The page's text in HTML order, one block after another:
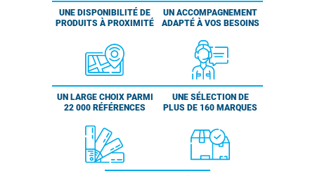
UNE DISPONIBILITÉ DE
PRODUITS À PROXIMITÉ
UN ACCOMPAGNEMENT
ADAPTÉ À VOS BESOINS
UN LARGE CHOIX PARMI
22 000 RÉFÉRENCES
UNE SÉLECTION DE
PLUS DE 160 MARQUES